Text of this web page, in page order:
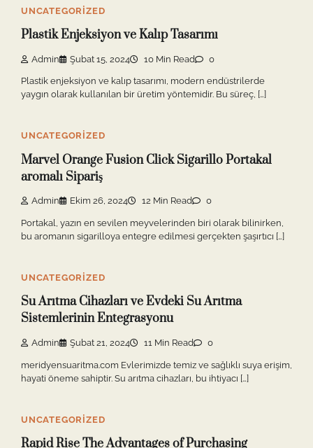
UNCATEGORIZED
Plastik Enjeksiyon ve Kalıp Tasarımı
Admin Şubat 15, 2024 10 Min Read 0
Plastik enjeksiyon ve kalıp tasarımı, modern endüstrilerde
yaygın olarak kullanılan bir üretim yöntemidir. Bu süreç, […]
UNCATEGORIZED
Marvel Orange Fusion Click Sigarillo Portakal
aromalı Sipariş
Admin Ekim 26, 2024 12 Min Read 0
Portakal, yazın en sevilen meyvelerinden biri olarak bilinirken,
bu aromanın sigarilloya entegre edilmesi gerçekten şaşırtıcı […]
UNCATEGORIZED
Su Arıtma Cihazları ve Evdeki Su Arıtma
Sistemlerinin Entegrasyonu
Admin Şubat 21, 2024 11 Min Read 0
meridyensuaritma.com Evlerimizde temiz ve sağlıklı suya erişim,
hayati öneme sahiptir. Su arıtma cihazları, bu ihtiyacı […]
UNCATEGORIZED
Rapid Rise The Advantages of Purchasing